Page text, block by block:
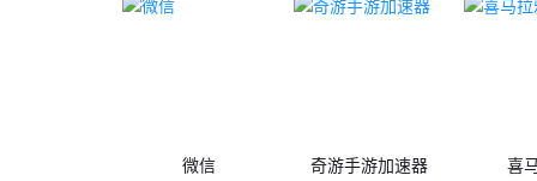
微信 奇游手游加速器 喜